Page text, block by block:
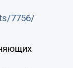
7756/